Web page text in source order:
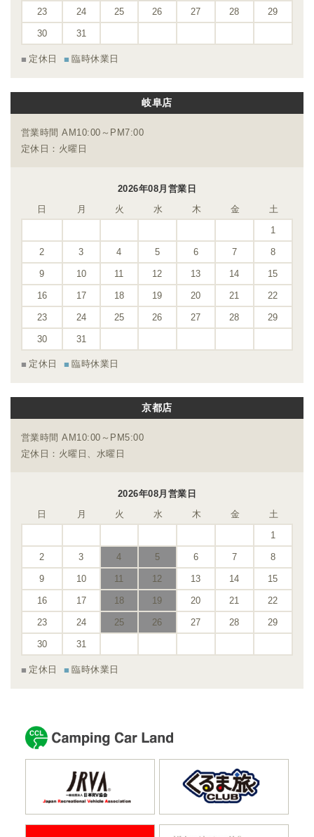
23 24 25 26 27 28 29
30 31
定休日 臨時休業日
岐阜店
営業時間 AM10:00～PM7:00
定休日：火曜日
2026年08月営業日
日
月 火 水 木 金
土
1
2 3 4 5 6 7 8
9 10 11 12 13 14 15
16 17 18 19 20 21 22
23 24 25 26 27 28 29
30 31
定休日 臨時休業日
京都店
営業時間 AM10:00～PM5:00
定休日：火曜日、水曜日
2026年08月営業日
日
月 火 水 木 金
土
1
2 3 4 5 6 7 8
9 10 11 12 13 14 15
16 17 18 19 20 21 22
23 24 25 26 27 28 29
30 31
定休日 臨時休業日